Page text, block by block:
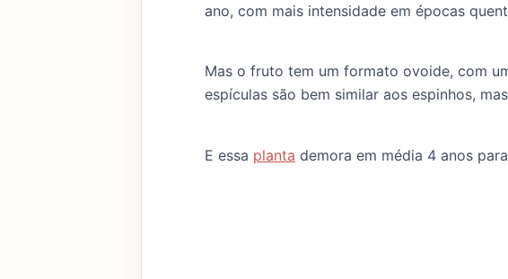
ano, com mais intensidade em épocas
Mas o fruto tem um formato ovoide, com
espículas são bem similar aos espinhos,
E essa planta demora em média 4 anos